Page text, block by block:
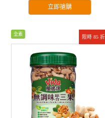
立即搶購
限時 85 折
全素